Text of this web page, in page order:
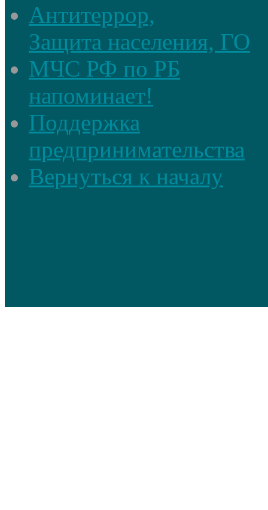
Антитеррор,
Защита населения, ГО
МЧС РФ по РБ
напоминает!
Поддержка
предпринимательства
Вернуться к началу